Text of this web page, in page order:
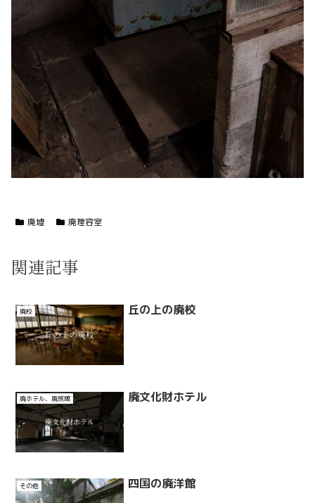
廃墟 廃理容室
関連記事
廃校 丘の上の廃校
廃ホテル、廃旅館 廃文化財ホテル
その他 四国の廃洋館